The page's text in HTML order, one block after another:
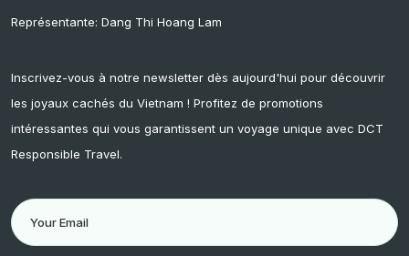
Représentante: Dang Thi Hoang Lam
Inscrivez-vous à notre newsletter dès aujourd'hui pour découvrir
les joyaux cachés du Vietnam ! Profitez de promotions
intéressantes qui vous garantissent un voyage unique avec DCT
Responsible Travel.